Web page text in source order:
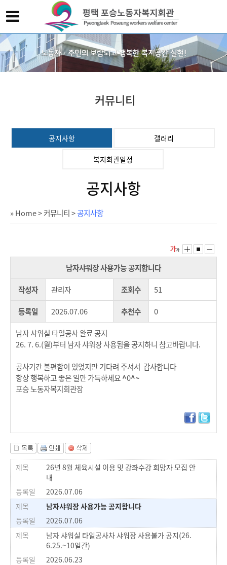
커뮤니티
공지사항 갤러리
복지회관일정
공지사항
» Home>커뮤니티>공지사항
남자샤워장 사용가능 공지합니다
작성자
관리자 조회수
51
등록일
2026.07.06 추천수
0
남자 샤워실 타일공사 완료 공지
26. 7. 6.(월)부터 남자 샤워장 사용됨을 공지하니 참고바랍니다.
공사기간 불편함이 있었지만 기다려 주셔서 감사합니다
항상 행복하고 좋은 일만 가득하세요^0^~
포승 노동자복지회관장
26년 8월 체육시설 이용 및 강좌수강 희망자 모집 안
내
2026.07.06
남자샤워장 사용가능 공지합니다
2026.07.06
남자 샤워실 타일공사차 샤워장 사용불가 공지(26.
6.25.~10일간)
2026.06.23